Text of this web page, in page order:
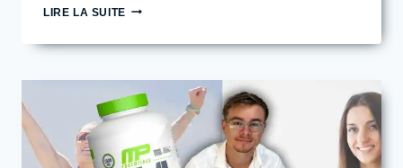
LIRE LA SUITECRÉATINE
SPORT
FAUT-
IL
PRENDRE
POUR